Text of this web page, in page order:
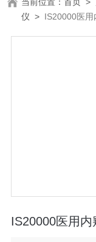
仪 > IS20000医用
IS20000医用内